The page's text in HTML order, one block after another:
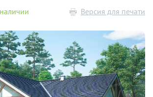
Версия для печати